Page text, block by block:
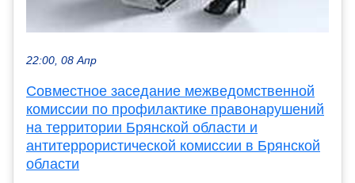
22:00, 08 Апр
Совместное заседание межведомственной
комиссии по профилактике правонарушений
на территории Брянской области и
антитеррористической комиссии в Брянской
области